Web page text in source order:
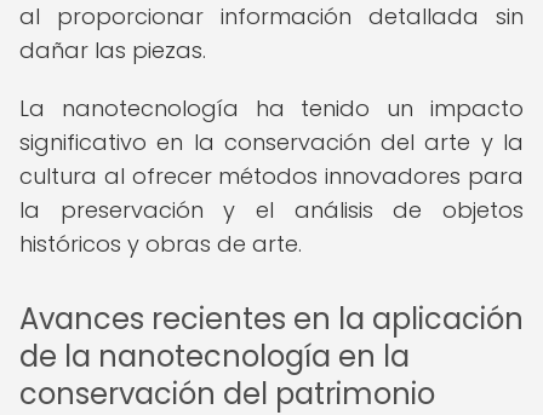
al proporcionar información detallada sin
dañar las piezas.
La nanotecnología ha tenido un impacto
significativo en la conservación del arte y la
cultura al ofrecer métodos innovadores para
la preservación y el análisis de objetos
históricos y obras de arte.
Avances recientes en la aplicación
de la nanotecnología en la
conservación del patrimonio